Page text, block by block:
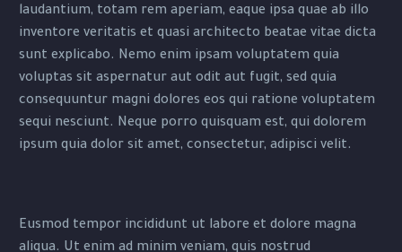
laudantium, totam rem aperiam, eaque ipsa quae ab illo
inventore veritatis et quasi architecto beatae vitae dicta
sunt explicabo. Nemo enim ipsam voluptatem quia
voluptas sit aspernatur aut odit aut fugit, sed quia
consequuntur magni dolores eos qui ratione voluptatem
sequi nesciunt. Neque porro quisquam est, qui dolorem
ipsum quia dolor sit amet, consectetur, adipisci velit.
Eusmod tempor incididunt ut labore et dolore magna
aliqua. Ut enim ad minim veniam, quis nostrud